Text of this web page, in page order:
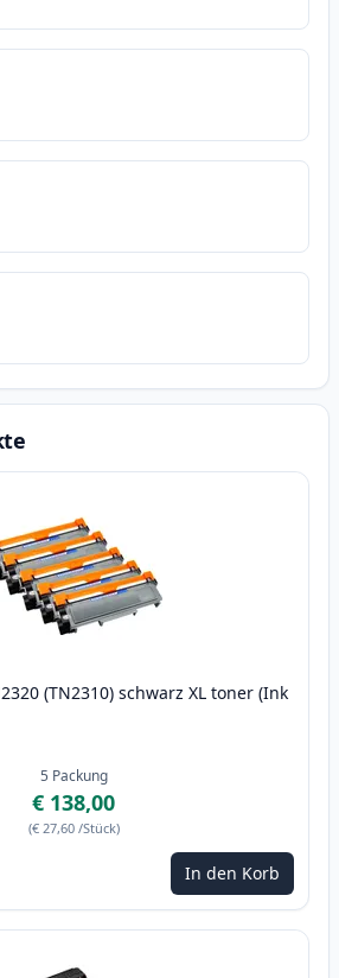
(TN2310) schwarz XL toner (Ink
5 Packung
€ 138,00
(€ 27,60 /Stück)
um anzupassenIn den Korb